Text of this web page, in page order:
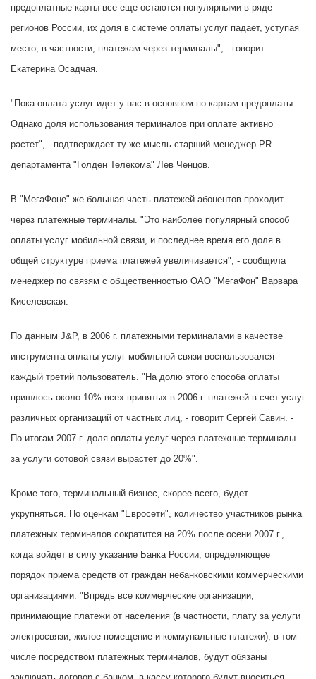
предоплатные карты все еще остаются популярными в ряде
регионов России, их доля в системе оплаты услуг падает, уступая
место, в частности, платежам через терминалы", - говорит
Екатерина Осадчая.
"Пока оплата услуг идет у нас в основном по картам предоплаты.
Однако доля использования терминалов при оплате активно
растет", - подтверждает ту же мысль старший менеджер PR-
департамента "Голден Телекома" Лев Ченцов.
В "МегаФоне" же большая часть платежей абонентов проходит
через платежные терминалы. "Это наиболее популярный способ
оплаты услуг мобильной связи, и последнее время его доля в
общей структуре приема платежей увеличивается", - сообщила
менеджер по связям с общественностью ОАО "МегаФон" Варвара
Киселевская.
По данным J&P, в 2006 г. платежными терминалами в качестве
инструмента оплаты услуг мобильной связи воспользовался
каждый третий пользователь. "На долю этого способа оплаты
пришлось около 10% всех принятых в 2006 г. платежей в счет услуг
различных организаций от частных лиц, - говорит Сергей Савин. -
По итогам 2007 г. доля оплаты услуг через платежные терминалы
за услуги сотовой связи вырастет до 20%".
Кроме того, терминальный бизнес, скорее всего, будет
укрупняться. По оценкам "Евросети", количество участников рынка
платежных терминалов сократится на 20% после осени 2007 г.,
когда войдет в силу указание Банка России, определяющее
порядок приема средств от граждан небанковскими коммерческими
организациями. "Впредь все коммерческие организации,
принимающие платежи от населения (в частности, плату за услуги
электросвязи, жилое помещение и коммунальные платежи), в том
числе посредством платежных терминалов, будут обязаны